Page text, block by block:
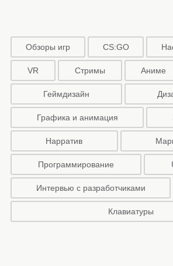
Обзоры игр CS:GO
VR Стримы Аниме
Геймдизайн
Графика и анимация
Нарратив
Программирование
Интервью с разработчиками
Клавиатуры